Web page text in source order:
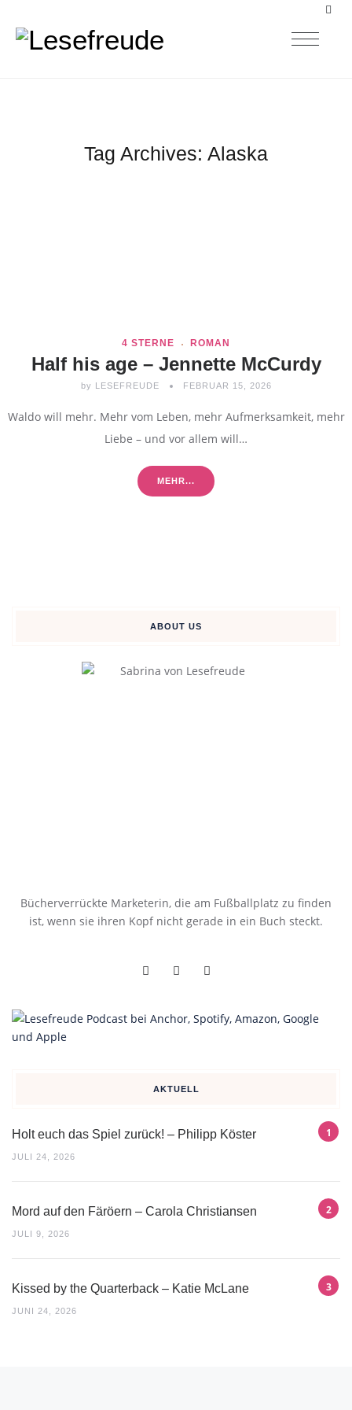
Tag Archives: Alaska
4 STERNE ROMAN
Half his age – Jennette McCurdy
by LESEFREUDE FEBRUAR 15, 2026
Waldo will mehr. Mehr vom Leben, mehr Aufmerksamkeit, mehr
Liebe – und vor allem will…
MEHR...
ABOUT US
Bücherverrückte Marketerin, die am Fußballplatz zu finden
ist, wenn sie ihren Kopf nicht gerade in ein Buch steckt.
AKTUELL
Holt euch das Spiel zurück! – Philipp Köster
JULI 24, 2026
Mord auf den Färöern – Carola Christiansen
JULI 9, 2026
Kissed by the Quarterback – Katie McLane
JUNI 24, 2026